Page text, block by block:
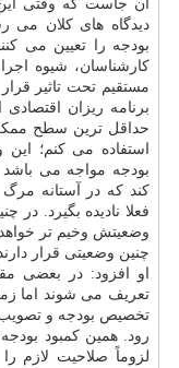
آن جاست که وقتی این
دیدگاه های کلان می
بودجه را تعیین می
کارشناسان، شیوه
مستقیم تحت تاثیر
برنامه ریزان
حداقل ترین سطح
استفاده می کنم؛
بودجه مواجه می باشد
کند که در آستانه مرگ
فعلا نادیده بگیرد.
وضعیتش وخیم تر خواهد
چنین وضعیتی قرار
او افزود: در بعضی
تعریف می شوند اما
تخصیص بودجه و تصویب
رود. همین کمبود
لزوماً صلاحیت لازم